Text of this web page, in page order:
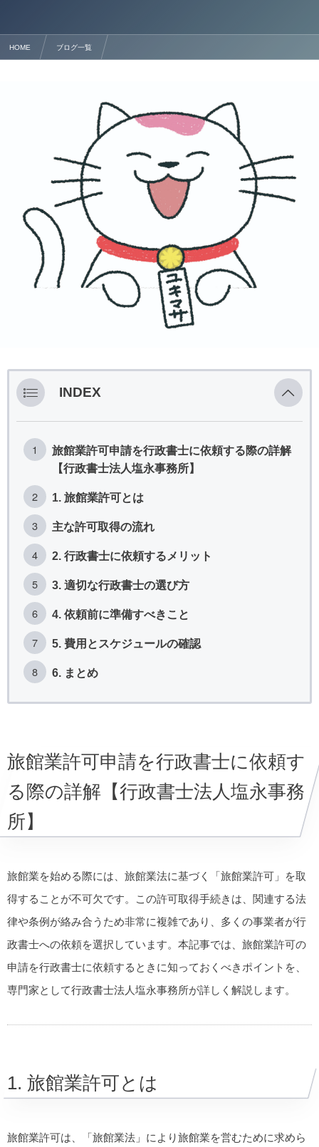
HOME ブログ一覧
INDEX
旅館業許可申請を行政書士に依頼する際の詳解
【行政書士法人塩永事務所】
1. 旅館業許可とは
主な許可取得の流れ
2. 行政書士に依頼するメリット
3. 適切な行政書士の選び方
4. 依頼前に準備すべきこと
5. 費用とスケジュールの確認
6. まとめ
旅館業許可申請を行政書士に依頼す
る際の詳解【行政書士法人塩永事務
所】
旅館業を始める際には、旅館業法に基づく「旅館業許可」を取
得することが不可欠です。この許可取得手続きは、関連する法
律や条例が絡み合うため非常に複雑であり、多くの事業者が行
政書士への依頼を選択しています。本記事では、旅館業許可の
申請を行政書士に依頼するときに知っておくべきポイントを、
専門家として行政書士法人塩永事務所が詳しく解説します。
1. 旅館業許可とは
旅館業許可は、「旅館業法」により旅館業を営むために求めら